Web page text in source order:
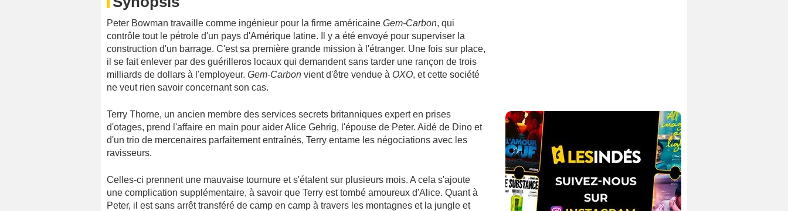
Peter Bowman travaille comme ingénieur pour la firme américaine Gem-Carbon, qui
contrôle tout le pétrole d'un pays d'Amérique latine. Il y a été envoyé pour superviser la
construction d'un barrage. C'est sa première grande mission à l'étranger. Une fois sur place,
il se fait enlever par des guérilleros locaux qui demandent sans tarder une rançon de trois
milliards de dollars à l'employeur. Gem-Carbon vient d'être vendue à OXO, et cette société
ne veut rien savoir concernant son cas.
Terry Thorne, un ancien membre des services secrets britanniques expert en prises
d'otages, prend l'affaire en main pour aider Alice Gehrig, l'épouse de Peter. Aidé de Dino et
d'un trio de mercenaires parfaitement entraînés, Terry entame les négociations avec les
ravisseurs.
Celles-ci prennent une mauvaise tournure et s'étalent sur plusieurs mois. A cela s'ajoute
une complication supplémentaire, à savoir que Terry est tombé amoureux d'Alice. Quant à
Peter, il est sans arrêt transféré de camp en camp à travers les montagnes et la jungle et